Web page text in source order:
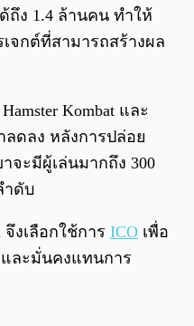
ถึง 1.4 ล้านคน ทำให้
เจกต์ที่สามารถสร้างผล
Kombat และ
ลดลง หลังการปล่อย
จะมีผู้เล่นมากถึง 300
ำดับ
งเลือกใช้การ ICO เพื่อ
ละมั่นคงแทนการ